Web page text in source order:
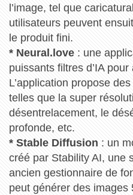
l’image, tel que
utilisateurs peuvent
le produit fini.
* Neural.love: une
puissants filtres d’IA
L’application propose
telles que la super
désentrelacement, le
profonde, etc.
* Stable Diffusion : un
créé par Stability AI, une
ancien gestionnaire de
peut générer des